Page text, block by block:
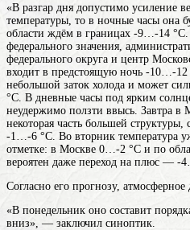
«В разгар дня допустимо усиление
температуры, то в ночные часы она
области ждём в границах -9…-14
федерального значения,
федерального округа и центр
входит в предстоящую ночь -10…-12
небольшой заток холода и может
°С. В дневные часы под ярким
неудержимо ползти ввысь. Завтра
некоторая часть большей структуры,
-1…-6 °С. Во вторник температура
отметке: в Москве 0…-2 °С и по
вероятен даже переход на плюс — -
Согласно его прогнозу, атмосферное
«В понедельник оно составит
вниз», — заключил синоптик.